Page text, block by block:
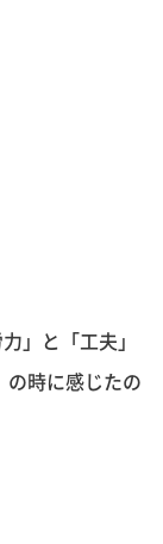
」と「工夫」
の時に感じたの